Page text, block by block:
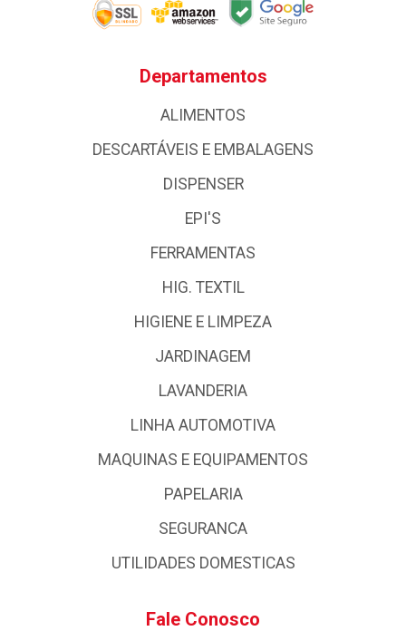
Departamentos
ALIMENTOS
DESCARTÁVEIS E EMBALAGENS
DISPENSER
EPI'S
FERRAMENTAS
HIG. TEXTIL
HIGIENE E LIMPEZA
JARDINAGEM
LAVANDERIA
LINHA AUTOMOTIVA
MAQUINAS E EQUIPAMENTOS
PAPELARIA
SEGURANCA
UTILIDADES DOMESTICAS
Fale Conosco